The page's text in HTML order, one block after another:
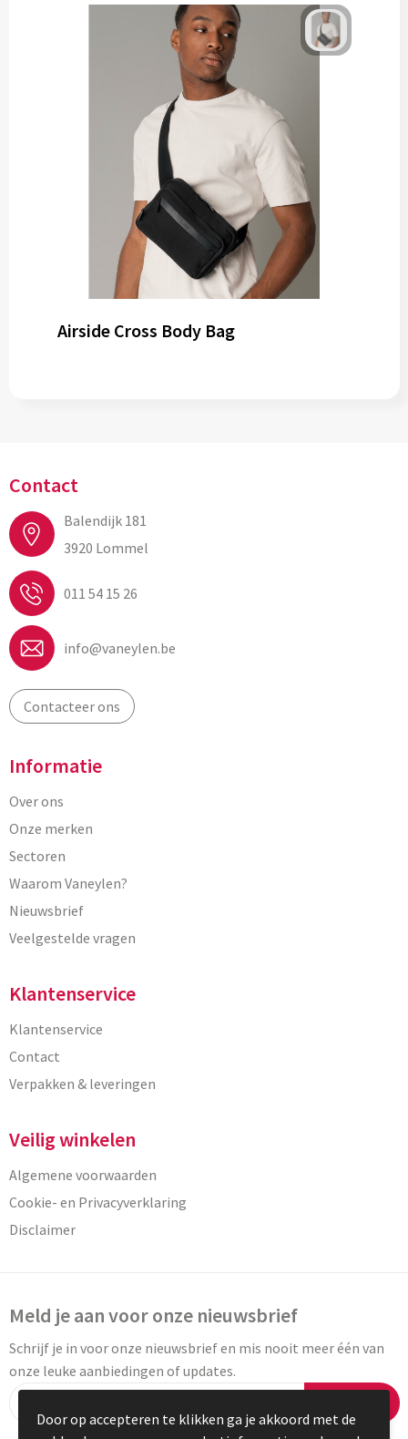
Airside Cross Body Bag
Contact
Balendijk 181
3920 Lommel
011 54 15 26
info@vaneylen.be
Contacteer ons
Informatie
Over ons
Onze merken
Sectoren
Waarom Vaneylen?
Nieuwsbrief
Veelgestelde vragen
Klantenservice
Klantenservice
Contact
Verpakken & leveringen
Veilig winkelen
Algemene voorwaarden
Cookie- en Privacyverklaring
Disclaimer
Meld je aan voor onze nieuwsbrief
Schrijf je in voor onze nieuwsbrief en mis nooit meer één van
onze leuke aanbiedingen of updates.
Door op accepteren te klikken ga je akkoord met de